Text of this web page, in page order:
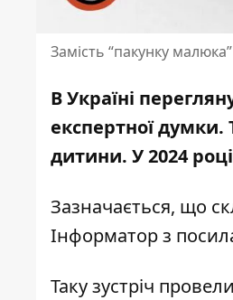
Замість “пакунку
В Україні
експертної
дитини. У 2024
Зазначається, що
Інформаторз
Таку зустріч